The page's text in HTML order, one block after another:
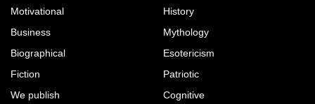
Motivational
Business
Biographical
Fiction
We publish
History
Mythology
Esotericism
Patriotic
Cognitive